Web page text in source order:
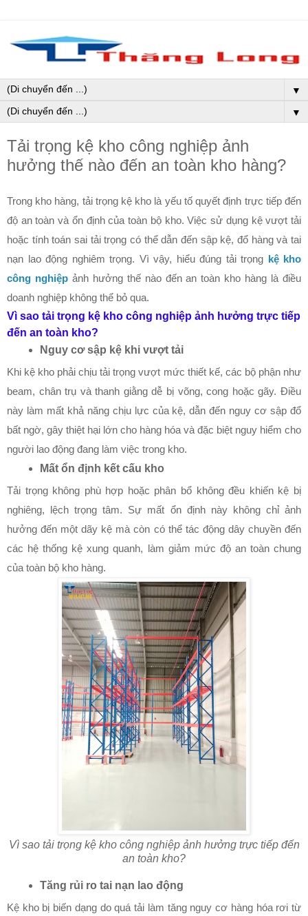
▼
▼
Tải trọng kệ kho công nghiệp ảnh
hưởng thế nào đến an toàn kho hàng?
Trong kho hàng, tải trọng kệ kho là yếu tố quyết định trực tiếp đến
độ an toàn và ổn định của toàn bộ kho. Việc sử dụng kệ vượt tải
hoặc tính toán sai tải trọng có thể dẫn đến sập kệ, đổ hàng và tai
nạn lao động nghiêm trọng. Vì vậy, hiểu đúng tải trọng
kệ kho
công nghiệpảnh hưởng thế nào đến an toàn kho hàng là điều
doanh nghiệp không thể bỏ qua.
Vì sao tải trọng kệ kho công nghiệp ảnh hưởng trực tiếp
đến an toàn kho?
Nguy cơ sập kệ khi vượt tải
Khi kệ kho phải chịu tải trọng vượt mức thiết kế, các bộ phận như
beam, chân trụ và thanh giằng dễ bị võng, cong hoặc gãy. Điều
này làm mất khả năng chịu lực của kệ, dẫn đến nguy cơ sập đổ
bất ngờ, gây thiệt hại lớn cho hàng hóa và đặc biệt nguy hiểm cho
người lao động đang làm việc trong kho.
Mất ổn định kết cấu kho
Tải trọng không phù hợp hoặc phân bổ không đều khiến kệ bị
nghiêng, lệch trọng tâm. Sự mất ổn định này không chỉ ảnh
hưởng đến một dãy kệ mà còn có thể tác động dây chuyền đến
các hệ thống kệ xung quanh, làm giảm mức độ an toàn chung
của toàn bộ kho hàng.
Vì sao tải trọng kệ kho công nghiệp ảnh hưởng trực tiếp đến
an toàn kho?
Tăng rủi ro tai nạn lao động
Kệ kho bị biến dạng do quá tải làm tăng nguy cơ hàng hóa rơi từ